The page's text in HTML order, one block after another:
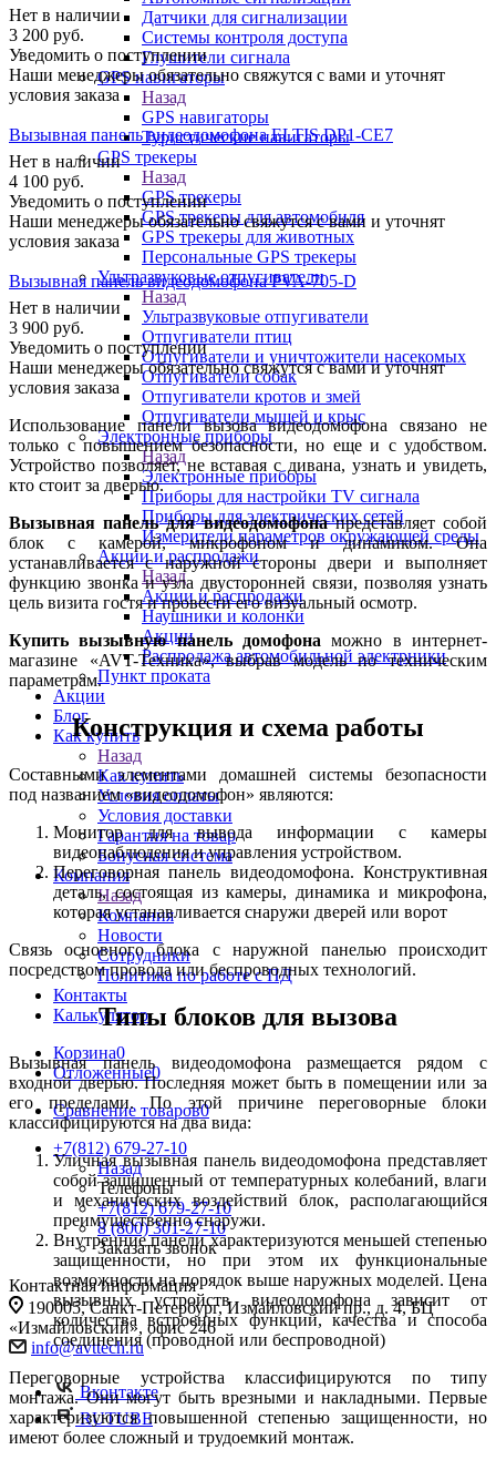
Датчики для сигнализации
Системы контроля доступа
Глушители сигнала
GPS навигаторы
Назад
GPS навигаторы
Туристические навигаторы
GPS трекеры
Назад
GPS трекеры
GPS трекеры для автомобиля
GPS трекеры для животных
Персональные GPS трекеры
Ультразвуковые отпугиватели
Назад
Ультразвуковые отпугиватели
Отпугиватели птиц
Отпугиватели и уничтожители насекомых
Отпугиватели собак
Отпугиватели кротов и змей
Отпугиватели мышей и крыс
Электронные приборы
Назад
Электронные приборы
Приборы для настройки TV сигнала
Приборы для электрических сетей
Измерители параметров окружающей среды
Акции и распродажи
Назад
Акции и распродажи
Наушники и колонки
Акции
Распродажа автомобильной электрники
Пункт проката
Акции
Блог
Как купить
Назад
Как купить
Условия оплаты
Условия доставки
Гарантия на товар
Бонусная система
Компания
Назад
Компания
Новости
Сотрудники
Политика по работе с ПД
Контакты
Калькулятор
Корзина0
Отложенные0
Сравнение товаров0
+7(812) 679-27-10
Назад
Телефоны
+7(812) 679-27-10
8 (800) 301-27-10
Заказать звонок
Контактная информация
190005, Санкт-Петербург, Измайловский пр., д. 4, БЦ
«Измайловский», офис 246
info@avttech.ru
Вконтакте
RUTUBE
Нет в наличии
3 200 руб.
Уведомить о поступлении
Наши менеджеры обязательно свяжутся с вами и уточнят
условия заказа
Вызывная панель видеодомофона ELTIS DP1-CE7
Нет в наличии
4 100 руб.
Уведомить о поступлении
Наши менеджеры обязательно свяжутся с вами и уточнят
условия заказа
Вызывная панель видеодомофона PVA-705-D
Нет в наличии
3 900 руб.
Уведомить о поступлении
Наши менеджеры обязательно свяжутся с вами и уточнят
условия заказа
Использование панели вызова видеодомофона связано не
только с повышением безопасности, но еще и с удобством.
Устройство позволяет, не вставая с дивана, узнать и увидеть,
кто стоит за дверью.
Вызывная панель для видеодомофонапредставляет собой
блок с камерой, микрофоном и динамиком. Она
устанавливается с наружной стороны двери и выполняет
функцию звонка и узла двусторонней связи, позволяя узнать
цель визита гостя и провести его визуальный осмотр.
Купить вызывную панель домофона можно в интернет-
магазине «AVT-Техника», выбрав модель по техническим
параметрам.
Конструкция и схема работы
Составными элементами домашней системы безопасности
под названием «видеодомофон» являются:
Монитор для вывода информации с камеры
видеонаблюдения и управления устройством.
Переговорная панель видеодомофона. Конструктивная
деталь, состоящая из камеры, динамика и микрофона,
которая устанавливается снаружи дверей или ворот
Связь основного блока с наружной панелью происходит
посредством провода или беспроводных технологий.
Типы блоков для вызова
Вызывная панель видеодомофона размещается рядом с
входной дверью. Последняя может быть в помещении или за
его пределами. По этой причине переговорные блоки
классифицируются на два вида:
Уличная вызывная панель видеодомофона представляет
собой защищенный от температурных колебаний, влаги
и механических воздействий блок, располагающийся
преимущественно снаружи.
Внутренние панели характеризуются меньшей степенью
защищенности, но при этом их функциональные
возможности на порядок выше наружных моделей. Цена
вызывных устройств видеодомофона зависит от
количества встроенных функций, качества и способа
соединения (проводной или беспроводной)
Переговорные устройства классифицируются по типу
монтажа. Они могут быть врезными и накладными. Первые
характеризуются повышенной степенью защищенности, но
имеют более сложный и трудоемкий монтаж.